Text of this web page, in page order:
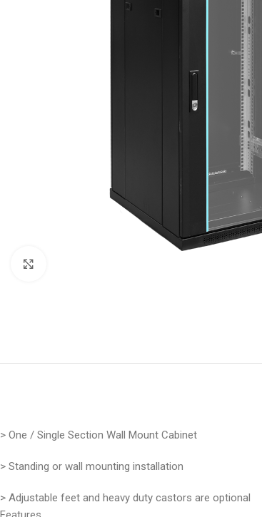
> One / Single Section Wall Mount Cabinet
> Standing or wall mounting installation
> Adjustable feet and heavy duty castors are optional